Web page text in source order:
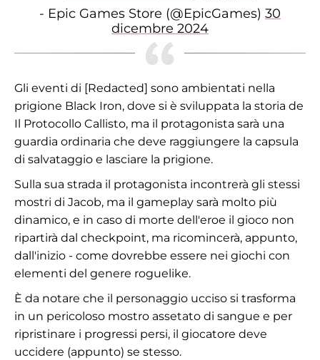
- Epic Games Store (@EpicGames) 30
dicembre 2024
Gli eventi di [Redacted] sono ambientati nella
prigione Black Iron, dove si è sviluppata la storia de
Il Protocollo Callisto, ma il protagonista sarà una
guardia ordinaria che deve raggiungere la capsula
di salvataggio e lasciare la prigione.
Sulla sua strada il protagonista incontrerà gli stessi
mostri di Jacob, ma il gameplay sarà molto più
dinamico, e in caso di morte dell'eroe il gioco non
ripartirà dal checkpoint, ma ricomincerà, appunto,
dall'inizio - come dovrebbe essere nei giochi con
elementi del genere roguelike.
È da notare che il personaggio ucciso si trasforma
in un pericoloso mostro assetato di sangue e per
ripristinare i progressi persi, il giocatore deve
uccidere (appunto) se stesso.